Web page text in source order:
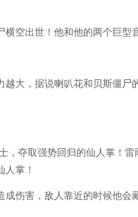
空出世！他和他的两个巨型
大，据说喇叭花和贝斯僵
，夺取强势回归的仙人掌！
掌！
伤害，敌人靠近的时候他会